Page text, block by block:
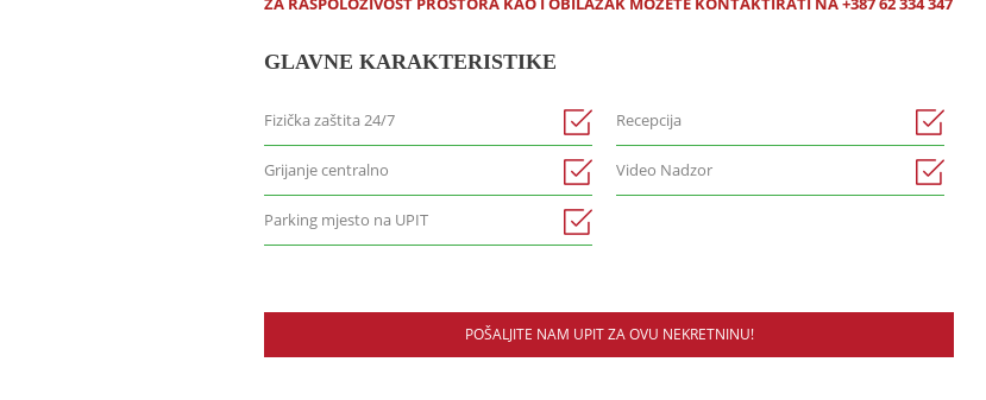
GLAVNE KARAKTERISTIKE
Fizička zaštita 24/7
Grijanje centralno
Parking mjesto na UPIT
Recepcija
Video Nadzor
POŠALJITE NAM UPIT ZA OVU NEKRETNINU!